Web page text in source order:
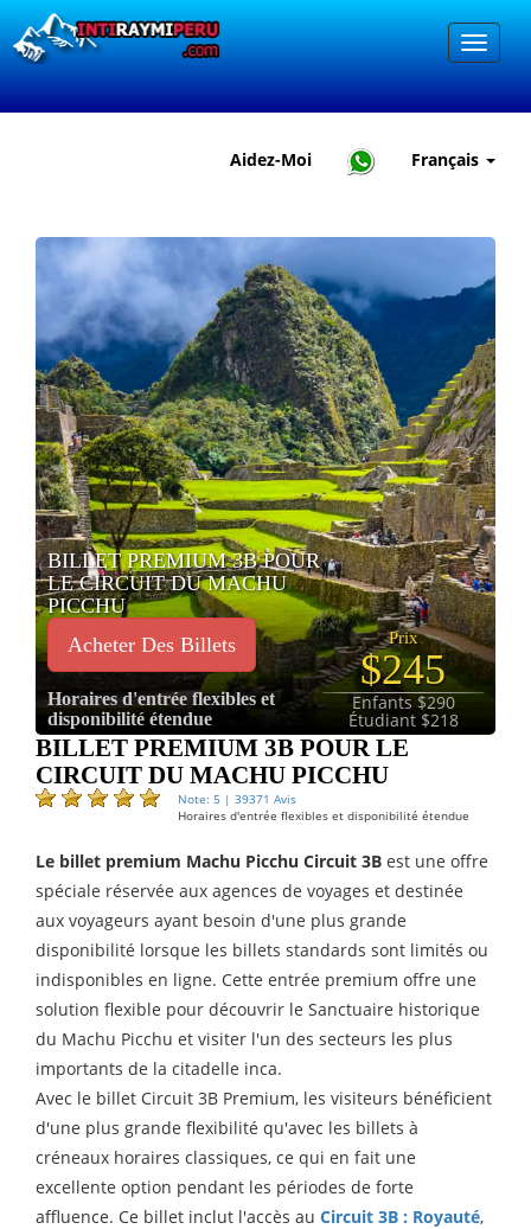
Aidez-Moi Français
BILLET PREMIUM 3B POUR
LE CIRCUIT DU MACHU
PICCHU
Acheter Des Billets
Horaires d'entrée flexibles et
disponibilité étendue
Prix
$245
Enfants $290
Étudiant $218
BILLET PREMIUM 3B POUR LE
CIRCUIT DU MACHU PICCHU
Note: 5 | 39371 Avis
Horaires d'entrée flexibles et disponibilité étendue
Le billet premium Machu Picchu Circuit 3B est une offre
spéciale réservée aux agences de voyages et destinée
aux voyageurs ayant besoin d'une plus grande
disponibilité lorsque les billets standards sont limités ou
indisponibles en ligne. Cette entrée premium offre une
solution flexible pour découvrir le Sanctuaire historique
du Machu Picchu et visiter l'un des secteurs les plus
importants de la citadelle inca.
Avec le billet Circuit 3B Premium, les visiteurs bénéficient
d'une plus grande flexibilité qu'avec les billets à
créneaux horaires classiques, ce qui en fait une
excellente option pendant les périodes de forte
affluence. Ce billet inclut l'accès au Circuit 3B : Royauté,